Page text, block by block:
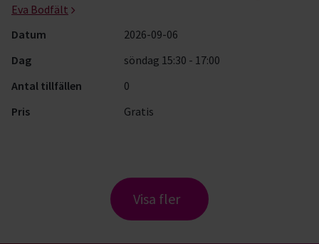
Eva Bodfält
Datum
2026-09-06
Dag
söndag 15:30 - 17:00
Antal tillfällen
0
Pris
Gratis
Visa fler